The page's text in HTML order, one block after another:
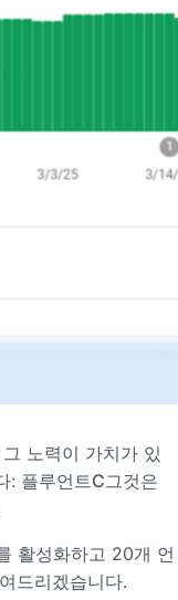
노력이 가치가 있
: 플루언트C그것은
활성화하고 20개 언
드리겠습니다.